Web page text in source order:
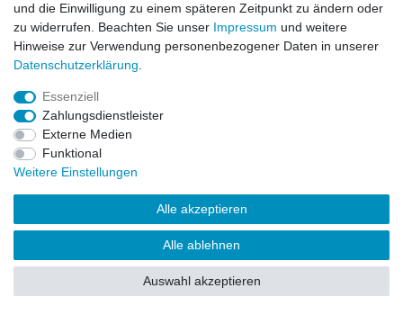
Vertrag widerrufen
© Copyright 2026 | Alle Rechte vorbehalten.
und die Einwilligung zu einem späteren Zeitpunkt zu ändern oder
zu widerrufen. Beachten Sie unser Impressum und weitere
Hinweise zur Verwendung personenbezogener Daten in unserer
Daten­schutz­erklärung
Essenziell
Zahlungsdienstleister
Externe Medien
Funktional
Weitere Einstellungen
Alle akzeptieren
Alle ablehnen
Auswahl akzeptieren